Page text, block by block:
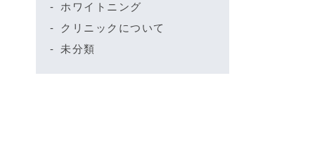
ホワイトニング
クリニックについて
未分類